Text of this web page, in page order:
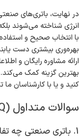
در نهایت، باتری‌های
انرژی شناخته می‌شوند
با انتخاب صحیح و
بهره‌وری بیشتری دست
ارائه مشاوره رایگان و
بهترین گزینه کمک
کنید و یا با کارشناسان
سوالات متداول (FAQ)
1. باتری صنعتی چه تفاوتی با دیگر باتری‌ها دارد؟